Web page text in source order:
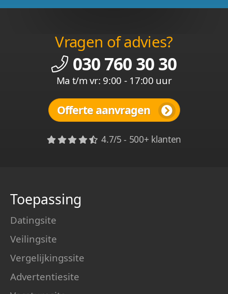
Vragen of advies?
030 760 30 30
Ma t/m vr: 9:00 - 17:00 uur
Offerte aanvragen
4.7/5 - 500+ klanten
Toepassing
Datingsite
Veilingsite
Vergelijkingssite
Advertentiesite